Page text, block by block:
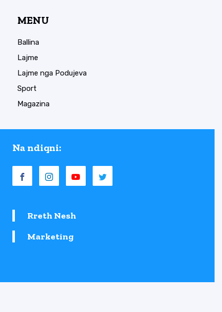
MENU
Ballina
Lajme
Lajme nga Podujeva
Sport
Magazina
Na ndiqni:
Rreth Nesh
Marketing